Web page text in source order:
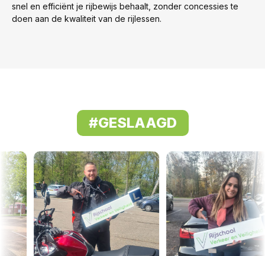
snel en efficiënt je rijbewijs behaalt, zonder concessies te
doen aan de kwaliteit van de rijlessen.
#GESLAAGD